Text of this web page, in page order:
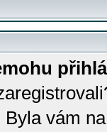
Byla vám